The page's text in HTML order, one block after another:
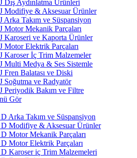
Dış Aydınlatma Ürünleri
Modifiye & Aksesuar Ürünler
Arka Takım ve Süspansiyon
Motor Mekanik Parçaları
Karoseri ve Kaporta Ürünler
Motor Elektrik Parçaları
Karoser İç Trim Malzemeler
Multi Medya & Ses Sistemle
Fren Balatası ve Diski
Soğutma ve Radyatör
Periyodik Bakım ve Filtre
Gör
Arka Takım ve Süspansiyon
D Modifiye & Aksesuar Ürünler
Motor Mekanik Parçaları
Motor Elektrik Parçaları
D Karoser iç Trim Malzemeleri